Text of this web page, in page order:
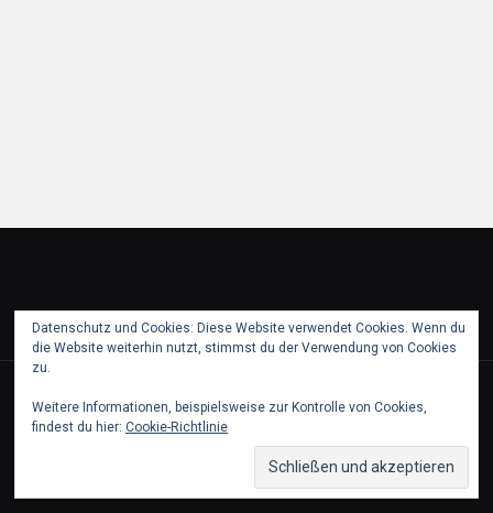
© 2018 puch partie pfaffstaetten. All Rights Reserved.
Partner
Kontakt & Impressum
Datenschutz und Cookies: Diese Website verwendet Cookies. Wenn du
die Website weiterhin nutzt, stimmst du der Verwendung von Cookies
zu.
Weitere Informationen, beispielsweise zur Kontrolle von Cookies,
findest du hier: Cookie-Richtlinie